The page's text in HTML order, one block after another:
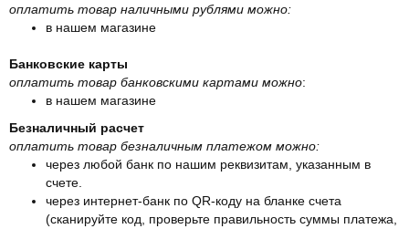
оплатить товар наличными рублями можно:
в нашем магазине
Банковские карты
оплатить товар банковскими картами можно:
в нашем магазине
Безналичный расчет
оплатить товар безналичным платежом можно:
через любой банк по нашим реквизитам, указанным в
счете.
через интернет-банк по QR-коду на бланке счета
(сканируйте код, проверьте правильность суммы платежа,